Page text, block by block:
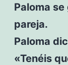
Paloma
pareja.
Paloma
«Tenéis